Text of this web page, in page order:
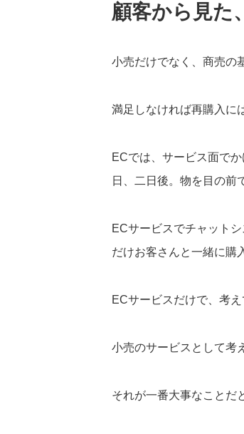
顧客から見た
小売だけでなく、商売の
満足しなければ再購入に
ECでは、サービス面で
日、二日後。物を目の前
ECサービスでチャット
だけお客さんと一緒に購
ECサービスだけで、考
小売のサービスとして考
それが一番大事なことだ